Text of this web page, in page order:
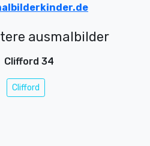
ausmalbilder
Clifford 34
Clifford